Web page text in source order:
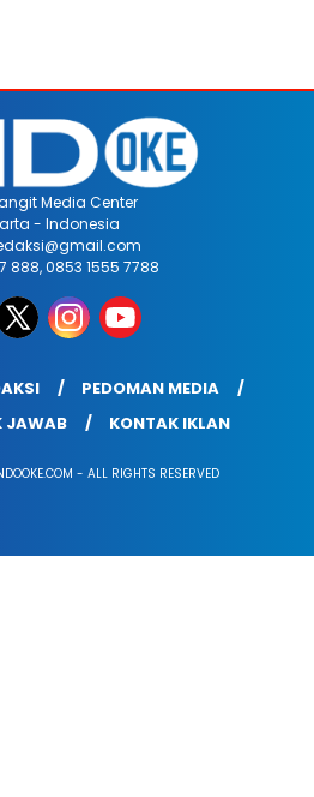
Media Center
- Indonesia
888, 0853 1555 7788
PEDOMAN MEDIA
JAWAB KONTAK IKLAN
- ALL RIGHTS RESERVED